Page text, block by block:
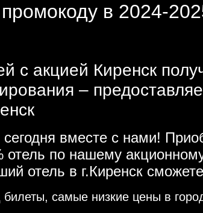
в 2024-
с акцией Киренск
–
вместе с нами!
отель по нашему
отель в г.Киренск
самые низкие цены в